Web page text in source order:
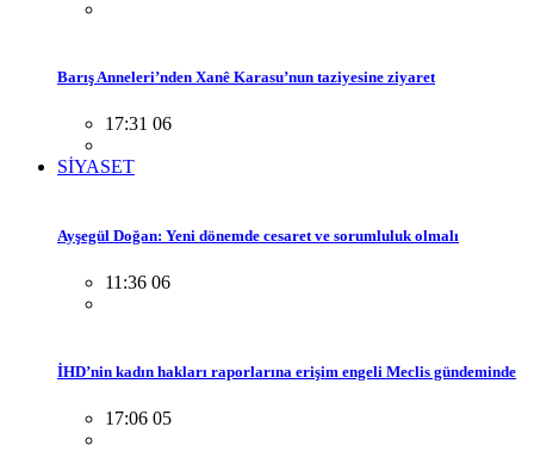
Barış Anneleri’nden Xanê Karasu’nun taziyesine ziyaret
17:31 06
SİYASET
Ayşegül Doğan: Yeni dönemde cesaret ve sorumluluk olmalı
11:36 06
İHD’nin kadın hakları raporlarına erişim engeli Meclis gündeminde
17:06 05